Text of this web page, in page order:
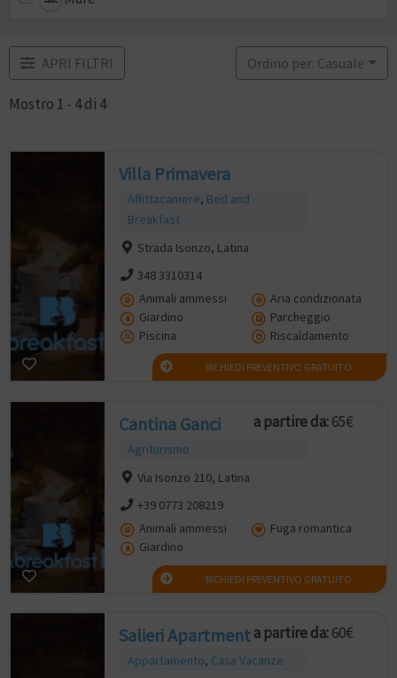
APRI FILTRI
Mostro 1 - 4 di 4
Ordino per: Casuale
Villa Primavera
Affittacamere, Bed and
Breakfast
Strada Isonzo, Latina
348 3310314
Animali ammessi
Aria condizionata
Giardino
Parcheggio
Piscina
Riscaldamento
RICHIEDI PREVENTIVO GRATUITO
Cantina Ganci
Agriturismo
a partire da:65€
Via Isonzo 210, Latina
+39 0773 208219
Animali ammessi
Fuga romantica
Giardino
RICHIEDI PREVENTIVO GRATUITO
Salieri Apartment
Appartamento, Casa Vacanze
a partire da:60€